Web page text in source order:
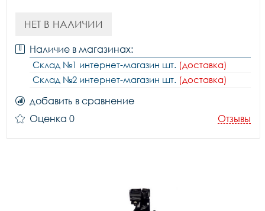
НЕТ В НАЛИЧИИ
Наличие в магазинах:
Склад №1 интернет-магазин шт. (доставка)
Склад №2 интернет-магазин шт. (доставка)
добавить в сравнение
Оценка 0
Отзывы